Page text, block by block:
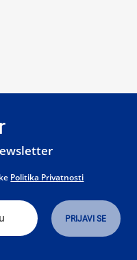
Politika Privatnosti